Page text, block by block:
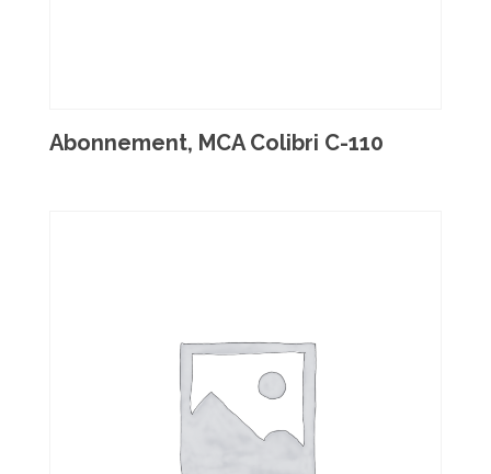
Abonnement, MCA Colibri C-110